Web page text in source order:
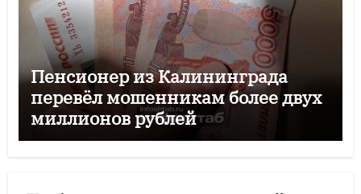
Пенсионер из Калининграда
перевёл мошенникам более двух
миллионов рублей